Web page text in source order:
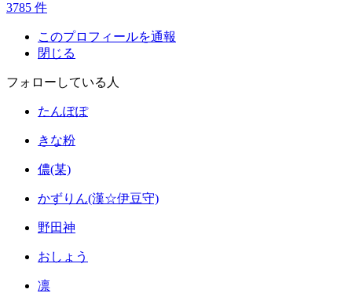
3785 件
このプロフィールを通報
閉じる
フォローしている人
たんぽぽ
きな粉
儂(某)
かずりん(漢☆伊豆守)
野田神
おしょう
凛